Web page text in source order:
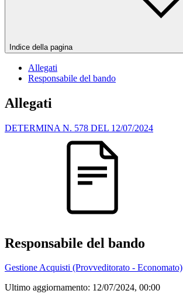
Indice della pagina
Allegati
Responsabile del bando
Allegati
DETERMINA N. 578 DEL 12/07/2024
Responsabile del bando
Gestione Acquisti (Provveditorato - Economato)
Ultimo aggiornamento: 12/07/2024, 00:00